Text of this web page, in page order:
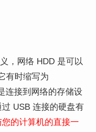
，网络 HDD 是可以
有时缩写为
连接到网络的存储设
过 USB 连接的硬盘有
您的计算机的直接一